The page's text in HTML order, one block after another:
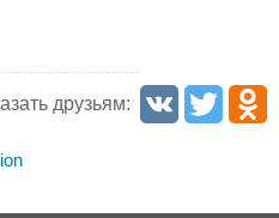
друзьям: